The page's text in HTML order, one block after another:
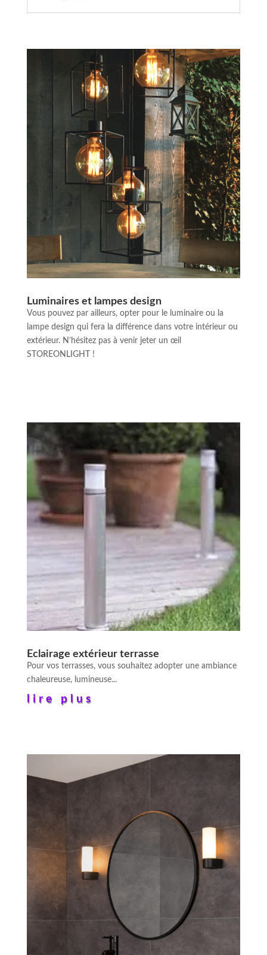
Luminaires et lampes design
Vous pouvez par ailleurs, opter pour le luminaire ou la
lampe design qui fera la différence dans votre intérieur ou
extérieur. N’hésitez pas à venir jeter un œil
STOREONLIGHT !
Eclairage extérieur terrasse
Pour vos terrasses, vous souhaitez adopter une ambiance
chaleureuse, lumineuse...
lire plus